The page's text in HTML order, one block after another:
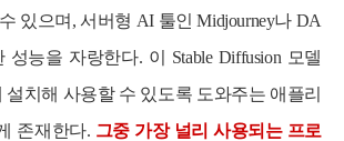
있으며, 서버형 AI 툴인 Midjourney나 DA
성능을 자랑한다. 이 Stable Diffusion 모델
설치해 사용할 수 있도록 도와주는 애플리
존재한다. 그중 가장 널리 사용되는 프로